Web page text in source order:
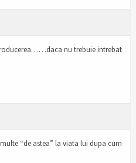
nu trebuie intrebat
“de astea” la viata lui dupa cum